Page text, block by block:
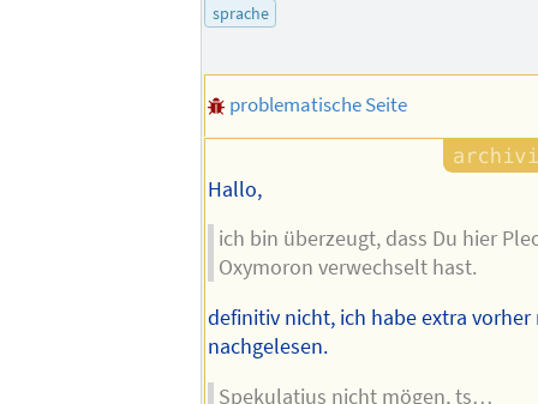
sprache
problematische Seite
Hallo,
ich bin überzeugt, dass Du hier
Oxymoron verwechselt hast.
definitiv nicht, ich habe extra
nachgelesen.
Spekulatius nicht mögen, ts…